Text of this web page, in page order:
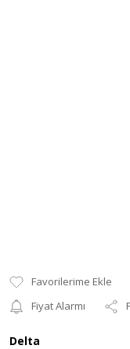
Fiyat Alarmı
Delta